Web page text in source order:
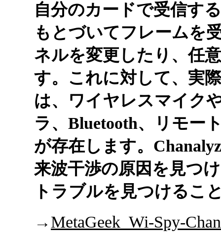
自分のカードで受信す
もとづいてフレームを
ネルを変更したり、任
す。これに対して、実
は、ワイヤレスマイク
ラ、Bluetooth、リモー
が存在します。
来波干渉の原因を見つ
トラブルを見つけるこ
→ MetaGeek_Wi-Spy-